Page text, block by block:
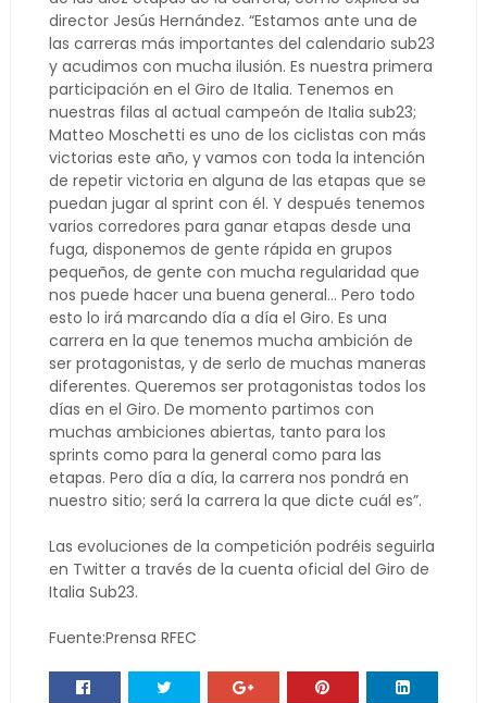
director Jesús Hernández. “Estamos ante una de
las carreras más importantes del calendario sub23
y acudimos con mucha ilusión. Es nuestra primera
participación en el Giro de Italia. Tenemos en
nuestras filas al actual campeón de Italia sub23;
Matteo Moschetti es uno de los ciclistas con más
victorias este año, y vamos con toda la intención
de repetir victoria en alguna de las etapas que se
puedan jugar al sprint con él. Y después tenemos
varios corredores para ganar etapas desde una
fuga, disponemos de gente rápida en grupos
pequeños, de gente con mucha regularidad que
nos puede hacer una buena general… Pero todo
esto lo irá marcando día a día el Giro. Es una
carrera en la que tenemos mucha ambición de
ser protagonistas, y de serlo de muchas maneras
diferentes. Queremos ser protagonistas todos los
días en el Giro. De momento partimos con
muchas ambiciones abiertas, tanto para los
sprints como para la general como para las
etapas. Pero día a día, la carrera nos pondrá en
nuestro sitio; será la carrera la que dicte cuál es”.
Las evoluciones de la competición podréis seguirla
en Twitter a través de la cuenta oficial del Giro de
Italia Sub23.
Fuente:Prensa RFEC